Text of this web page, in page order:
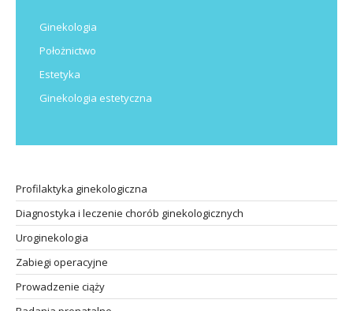
Ginekologia
Położnictwo
Estetyka
Ginekologia estetyczna
Profilaktyka ginekologiczna
Diagnostyka i leczenie chorób ginekologicznych
Uroginekologia
Zabiegi operacyjne
Prowadzenie ciąży